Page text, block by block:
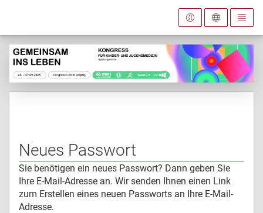
Neues Passwort
Sie benötigen ein neues Passwort? Dann geben Sie
Ihre E-Mail-Adresse an. Wir senden Ihnen einen Link
zum Erstellen eines neuen Passworts an Ihre E-Mail-
Adresse.